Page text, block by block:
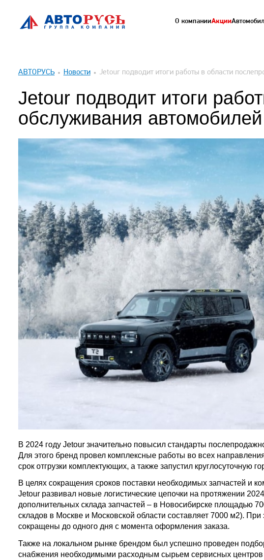
О компанииАкции
АВТОРУСЬ Новости Jetour подводит итоги работы в области
Jetour подводит итоги
обслуживания
В 2024 году Jetour значительно повысил стандарты
Для этого бренд провел комплексные работы во всех
срок отгрузки комплектующих, а также запустил круглосуточную
В целях сокращения сроков поставки необходимых запчастей и
Jetour развивал новые логистические цепочки на протяжении
дополнительных склада запчастей – в Новосибирске площадью
складов в Москве и Московской области составляет 7000 м2). При
сокращены до одного дня с момента оформления заказа.
Также на локальном рынке брендом был успешно проведен
снабжения необходимыми расходным сырьем сервисных